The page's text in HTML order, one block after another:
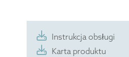
Instrukcja obsługi
Karta produktu